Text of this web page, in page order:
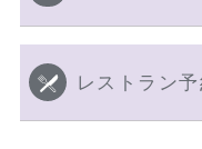
レストラン予